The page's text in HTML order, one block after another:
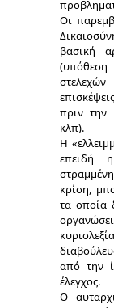
Οι
βασική
πριν την
κλπ).
Η
επειδή
κρίση,
τα οποία
από την
έλεγχος.
Ο